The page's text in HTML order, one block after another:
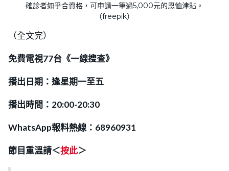
確診者如乎合資格，可申請一筆過5,000元的恩恤津貼。
（freepik）
（全文完）
免費電視77台《一線搜查》
播出日期：逢星期一至五
播出時間：20:00-20:30
WhatsApp報料熱線：68960931
節目重溫請＜按此＞